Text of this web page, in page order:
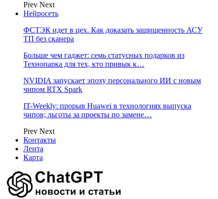
Prev Next
Нейросеть
ФСТЭК идет в цех. Как доказать защищенность АСУ
ТП без сканера
Больше чем гаджет: семь статусных подарков из
Технопарка для тех, кто привык к…
NVIDIA запускает эпоху персонального ИИ с новым
чипом RTX Spark
IT-Weekly: прорыв Huawei в технологиях выпуска
чипов; льготы за проекты по замене…
Prev Next
Контакты
Лента
Карта